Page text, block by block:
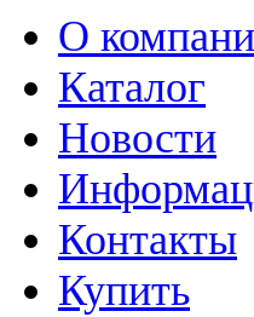
О
Каталог
Новости
Контакты
Купить